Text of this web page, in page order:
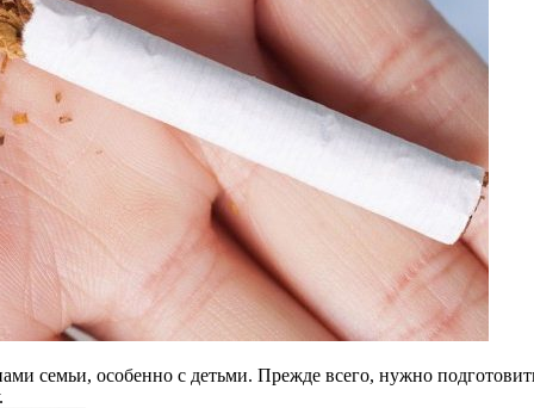
семьи, особенно с детьми. Прежде всего, нужно